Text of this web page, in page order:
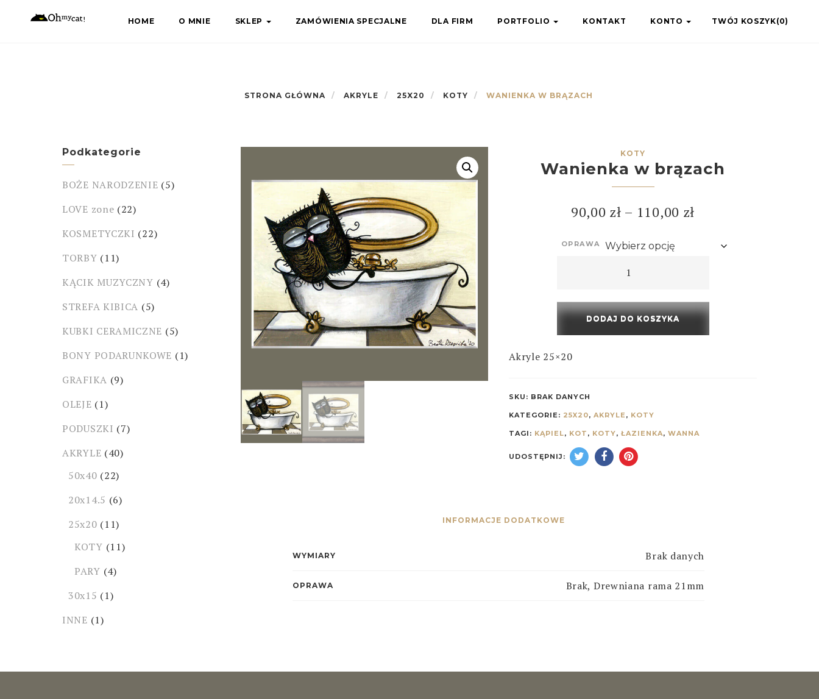
HOME O MNIE SKLEP ZAMÓWIENIA SPECJALNE DLA FIRM PORTFOLIO KONTAKT KONTO TWÓJ KOSZYK(0)
STRONA GŁÓWNA AKRYLE 25X20 KOTY WANIENKA W BRĄZACH
KOTY
Wanienka w brązach
90,00 zł – 110,00 zł
OPRAWA
DODAJ DO KOSZYKA
Akryle 25×20
SKU: BRAK DANYCH
KATEGORIE: 25X20,AKRYLE , KOTY
TAGI: KĄPIEL, KOT , KOTY,ŁAZIENKA,WANNA
UDOSTĘPNIJ:
INFORMACJE DODATKOWE
WYMIARY Brak danych
OPRAWA Brak, Drewniana rama 21mm
Podkategorie
BOŻE NARODZENIE (5)
LOVE zone (22)
KOSMETYCZKI (22)
TORBY (11)
KĄCIK MUZYCZNY (4)
STREFA KIBICA (5)
KUBKI CERAMICZNE (5)
BONY PODARUNKOWE (1)
GRAFIKA (9)
OLEJE (1)
PODUSZKI (7)
AKRYLE (40)
50x40 (22)
20x14.5 (6)
25x20 (11)
KOTY (11)
PARY (4)
30x15 (1)
INNE (1)